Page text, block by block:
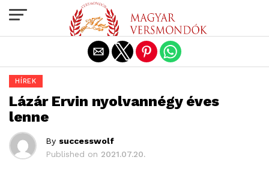
HÍREK
Lázár Ervin nyolvannégy éves
lenne
By successwolf
Published on 2021.07.20.
Exit mobile version